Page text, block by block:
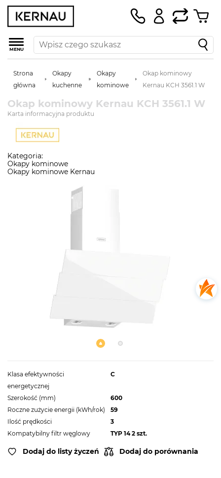
MENU
Strona
główna
Okapy
kuchenne
Okapy
kominowe
Okap kominowy
Kernau KCH 3561.1 W
Okap kominowy Kernau KCH 3561.1 W
Karta informacyjna produktu
Kategoria:
Okapy kominowe
Okapy kominowe Kernau
Klasa efektywności
energetycznej
C
Szerokość (mm)
600
Roczne zużycie energii (kWh/rok)
59
Ilość prędkości
3
Kompatybilny filtr węglowy
TYP 14 2 szt.
Dodaj do listy życzeń Dodaj do porównania